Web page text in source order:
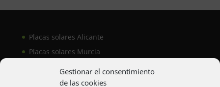
Gestionar el consentimiento
de las cookies
Placas solares Alicante
Placas solares Murcia